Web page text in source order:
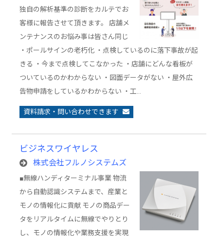
独自の解析基準の診断をカルテでお
客様に報告させて頂きます。 店舗メ
ンテナンスのお悩み事は皆さん同じ
・ポールサインの老朽化 ・点検しているのに落下事故が起
きる ・今まで点検してこなかった ・店舗にどんな看板が
ついているのかわからない ・図面データがない ・屋外広
告物申請をしているかわからない ・工…
資料請求・問い合わせできます
ビジネスワイヤレス
株式会社フルノシステムズ
■無線ハンディターミナル事業 物流
から自動認識システムまで、産業と
モノの情報化に貢献 モノの商品デー
タをリアルタイムに無線でやりとり
し、モノの情報化や業務支援を実現